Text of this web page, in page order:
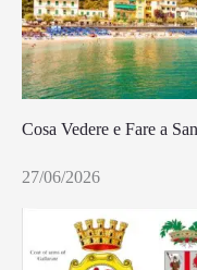
Cosa Vedere e Fare a
27/06/2026